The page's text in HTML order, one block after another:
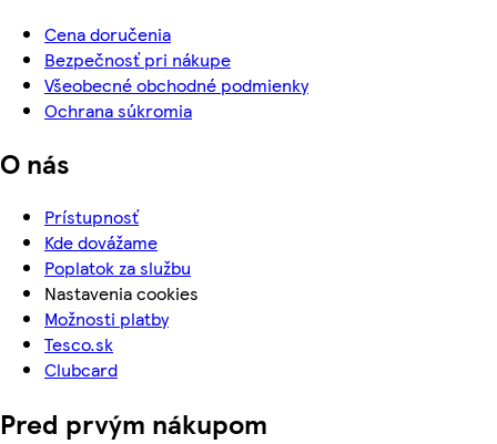
Cena doručenia
Bezpečnosť pri nákupe
Všeobecné obchodné podmienky
Ochrana súkromia
O nás
Prístupnosť
Kde dovážame
Poplatok za službu
Nastavenia cookies
Možnosti platby
Tesco.sk
Clubcard
Pred prvým nákupom